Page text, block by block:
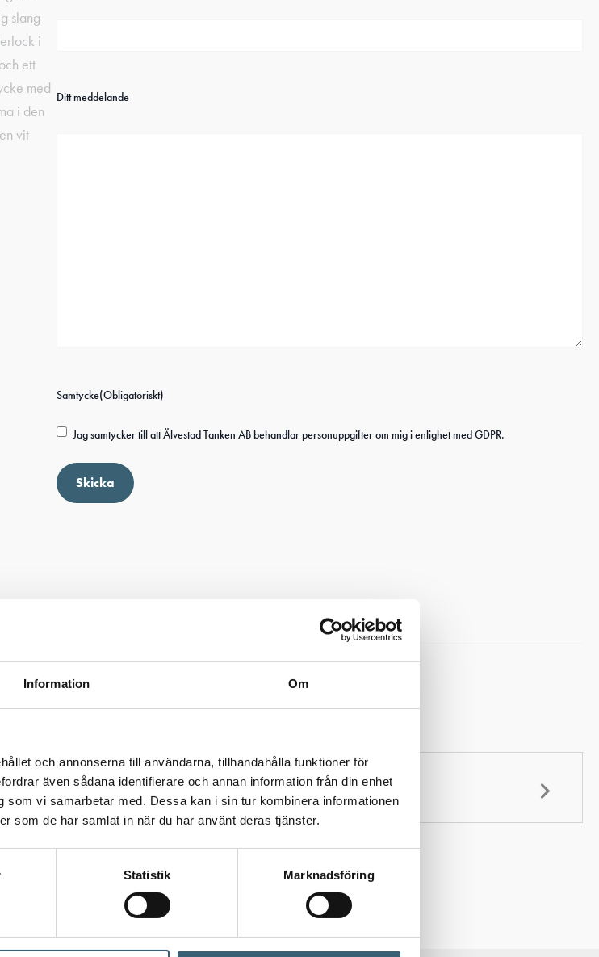
Information Om
och annonserna till användarna, tillhandahålla funktioner för
även sådana identifierare och annan information från din enhet
vi samarbetar med. Dessa kan i sin tur kombinera informationen
som de har samlat in när du har använt deras tjänster.
Statistik Marknadsföring
Ditt meddelande
Samtycke(Obligatoriskt)
Jag samtycker till att Älvestad Tanken AB behandlar personuppgifter om mig i enlighet med GDPR.
Skicka
Kategorier:Bevattning & underhåll,Vattenplattformar,Vattenvagnar